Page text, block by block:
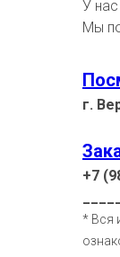
У
Мы
г.
+7
* Вся